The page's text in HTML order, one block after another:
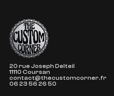
The Custom Corner
20 rue Joseph Delteil
11110 Coursan
contact@thecustomcorner.fr
06 23 56 26 50